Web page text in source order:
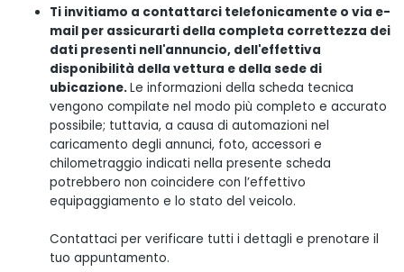
Ti invitiamo a contattarci telefonicamente o via e-
mail per assicurarti della completa correttezza dei
dati presenti nell'annuncio, dell'effettiva
disponibilità della vettura e della sede di
ubicazione.Le informazioni della scheda tecnica
vengono compilate nel modo più completo e accurato
possibile; tuttavia, a causa di automazioni nel
caricamento degli annunci, foto, accessori e
chilometraggio indicati nella presente scheda
potrebbero non coincidere con l’effettivo
equipaggiamento e lo stato del veicolo.
Contattaci per verificare tutti i dettagli e prenotare il
tuo appuntamento.